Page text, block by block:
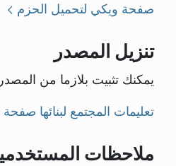
صفحة ويكي لتحميل الحزم
تنزيل المصدر
يمكنك تثبيت بلازما من
تعليمات المجتمع لبنائها صفحة
ملاحظات